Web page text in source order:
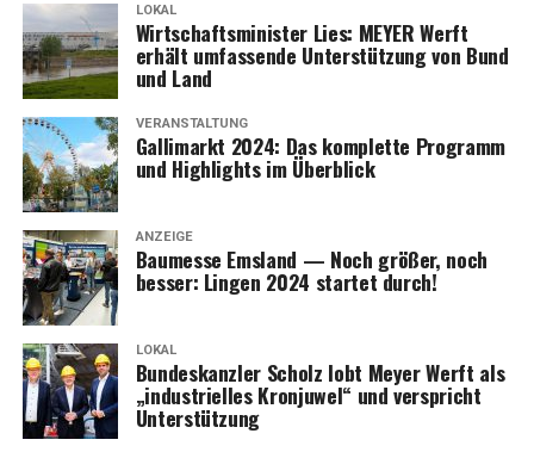
LOKAL
Wirt­schafts­mi­nis­ter Lies: MEYER Werft
erhält umfas­sen­de Unter­stüt­zung von Bund
und Land
VERANSTALTUNG
Gal­li­markt 2024: Das kom­plet­te Pro­gramm
und High­lights im Überblick
ANZEIGE
Bau­mes­se Ems­land — Noch grö­ßer, noch
bes­ser: Lin­gen 2024 star­tet durch!
LOKAL
Bun­des­kanz­ler Scholz lobt Mey­er Werft als
„indus­tri­el­les Kron­ju­wel“ und ver­spricht
Unterstützung